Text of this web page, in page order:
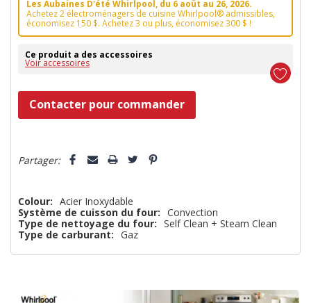
Les Aubaines D'été Whirlpool, du 6 aoüt au 26, 2026.
Achetez 2 électroménagers de cuisine Whirlpool® admissibles,
économisez 150 $. Achetez 3 ou plus, économisez 300 $ !
Ce produit a des accessoires
Voir accessoires
Dépêchez-
vous!
n’en
plus
que
Contacter pour commander
Partager:
Colour: Acier Inoxydable
Système de cuisson du four: Convection
Type de nettoyage du four: Self Clean + Steam Clean
Type de carburant: Gaz